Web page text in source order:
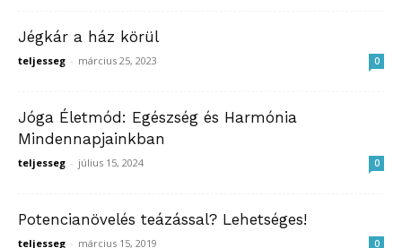
Jégkár a ház körül
teljesseg - március 25, 2023 0
Jóga Életmód: Egészség és Harmónia
Mindennapjainkban
teljesseg - július 15, 2024 0
Potencianövelés teázással? Lehetséges!
teljesseg - március 15, 2019 0